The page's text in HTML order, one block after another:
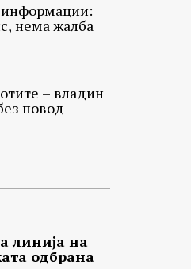
нема жалба
– владин
повод
линија на
одбрана